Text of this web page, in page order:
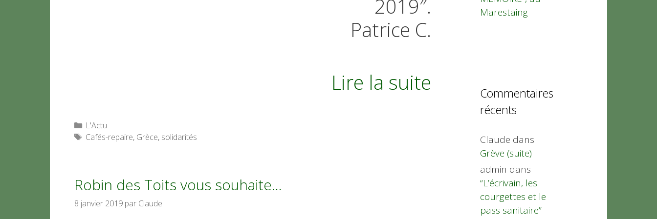
2019″.
Patrice C.
Lire la suite
Catégories
L'Actu
Étiquettes
Cafés-repaire, Grèce, solidarités
Robin des Toits vous souhaite…
8 janvier 2019 par Claude
Marestaing
Commentaires
récents
Claude dans
Grève (suite)
admin dans
“L’écrivain, les
courgettes et le
pass sanitaire”